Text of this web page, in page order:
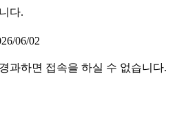
다.
06/02
과하면 접속을 하실 수 없습니다.